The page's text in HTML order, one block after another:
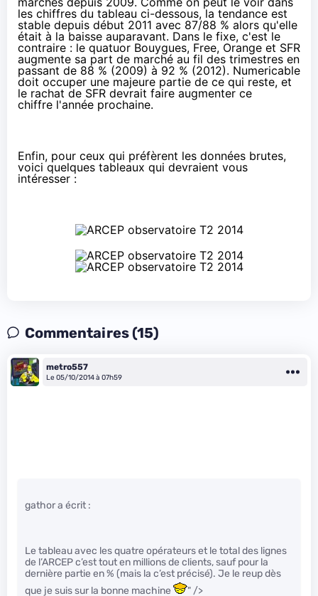
les chiffres du tableau ci-dessous, la tendance est
stable depuis début 2011 avec 87/88 % alors qu'elle
était à la baisse auparavant. Dans le fixe, c'est le
contraire : le quatuor Bouygues, Free, Orange et SFR
augmente sa part de marché au fil des trimestres en
passant de 88 % (2009) à 92 % (2012). Numericable
doit occuper une majeure partie de ce qui reste, et
le rachat de SFR devrait faire augmenter ce
chiffre l'année prochaine.
Enfin, pour ceux qui préfèrent les données brutes,
voici quelques tableaux qui devraient vous
intéresser :
Commentaires (15)
metro557
Le 05/10/2014 à 07h59
gathor a écrit :
Le tableau avec les quatre opérateurs et le total des lignes
de l’ARCEP c’est tout en millions de clients, sauf pour la
dernière partie en % (mais la c’est précisé). Je le reup dès
que je suis sur la bonne machine
" />